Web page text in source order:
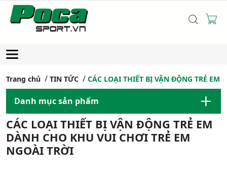
Trang chủ TIN TỨC CÁC LOẠI THIẾT BỊ VẬN ĐỘNG TRẺ EM
Danh mục sản phẩm
CÁC LOẠI THIẾT BỊ VẬN ĐỘNG TRẺ EM
DÀNH CHO KHU VUI CHƠI TRẺ EM
NGOÀI TRỜI